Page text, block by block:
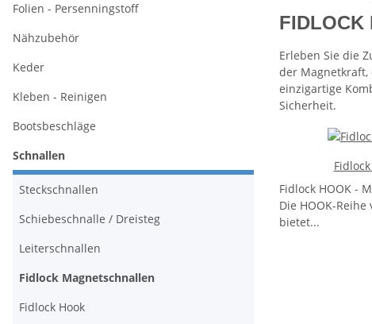
Erleben Sie die
der Magnetkraft,
einzigartige
Sicherheit.
Fidlock HOOK -
Die HOOK-Reihe
bietet...
Folien - Persenningstoff
Nähzubehör
Keder
Kleben - Reinigen
Bootsbeschläge
Schnallen
Steckschnallen
Schiebeschnalle / Dreisteg
Leiterschnallen
Fidlock Magnetschnallen
Fidlock Hook